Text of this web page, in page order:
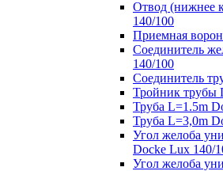
Отвод (нижнее
140/100
Приемная
Соединитель
140/100
Соединитель
Тройник трубы
Труба L=1.5m
Труба L=3,0m
Угол желоба
Docke Lux 140/
Угол желоба